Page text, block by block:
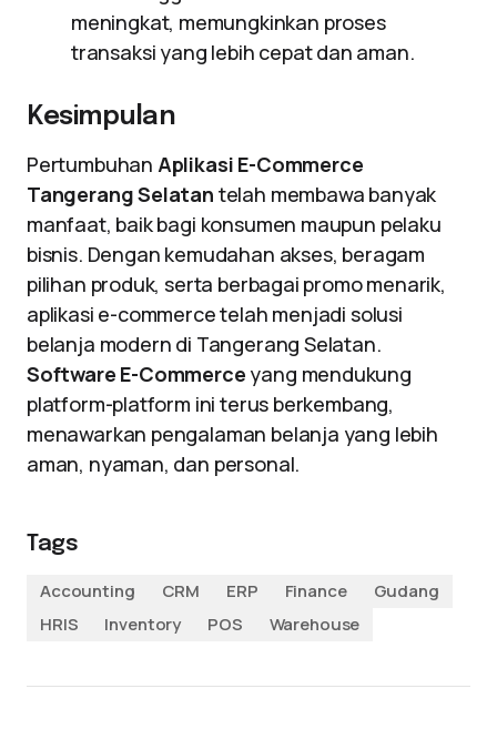
meningkat, memungkinkan proses
transaksi yang lebih cepat dan aman.
Kesimpulan
Pertumbuhan Aplikasi E-Commerce
Tangerang Selatan telah membawa banyak
manfaat, baik bagi konsumen maupun pelaku
bisnis. Dengan kemudahan akses, beragam
pilihan produk, serta berbagai promo menarik,
aplikasi e-commerce telah menjadi solusi
belanja modern di Tangerang Selatan.
Software E-Commerce yang mendukung
platform-platform ini terus berkembang,
menawarkan pengalaman belanja yang lebih
aman, nyaman, dan personal.
Tags
Accounting
CRM ERP Finance
Gudang
HRIS
Inventory POS Warehouse